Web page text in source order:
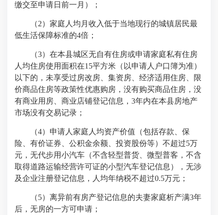
缴交至申请日前一月）；
（2）家庭人均月收入低于当地现行的城镇居民最
低生活保障标准的4倍；
（3）在本县城区无自有住房或申请家庭私有住房
人均住房使用面积在15平方米（以申请人户口簿为准）
以下的，未享受过房改房、集资房、经济适用住房、限
价商品住房等政策性优惠购房，没有购买商品住房，没
有商业用房、商业店铺登记信息，3年内在本县房地产
市场没有交易记录；
（4）申请人家庭人均资产价值（包括存款、保
险、有价证券、公积金余额、投资股份等）不超过5万
元，无代步用小汽车（不含轻型普货、微型普客，不含
取得道路运输经营许可证的小型汽车登记信息），无涉
及企业注册登记信息，人均年纳税不超过0.5万元；
（5）离异前有房产登记信息的夫妻家庭析产满3年
后，无房的一方可申请；